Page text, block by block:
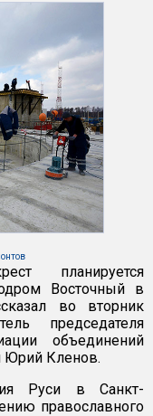
планируется
Восточный в
во вторник
председателя
объединений
Юрий Кленов.
Руси в Санкт-
православного